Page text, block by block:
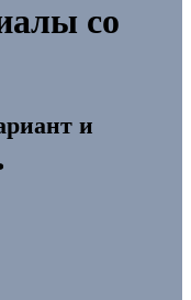
со
и